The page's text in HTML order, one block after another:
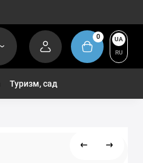
0
UA
RU
Туризм, сад